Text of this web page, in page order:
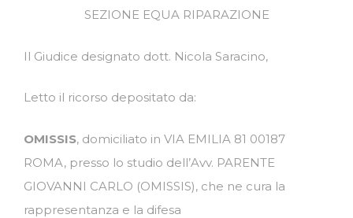
SEZIONE EQUA RIPARAZIONE
Il Giudice designato dott. Nicola Saracino,
Letto il ricorso depositato da:
OMISSIS, domiciliato in VIA EMILIA 81 00187
ROMA, presso lo studio dell’Avv. PARENTE
GIOVANNI CARLO (OMISSIS), che ne cura la
rappresentanza e la difesa